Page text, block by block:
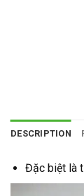
DESCRIPTION
Đặc biệt là